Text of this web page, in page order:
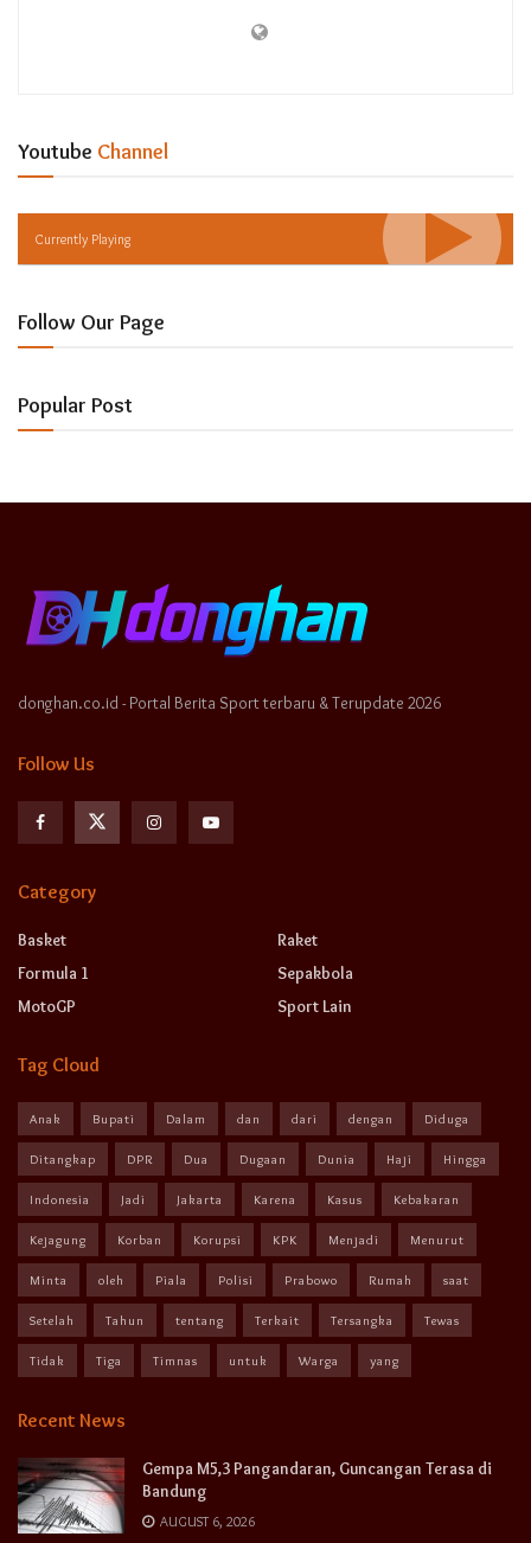
Youtube Channel
Currently Playing
Follow Our Page
Popular Post
donghan.co.id - Portal Berita Sport terbaru & Terupdate 2026
Follow Us
Category
Basket
Formula 1
MotoGP
Raket
Sepakbola
Sport Lain
Tag Cloud
Anak Bupati Dalam dan dari dengan Diduga
Ditangkap DPR Dua Dugaan Dunia Haji Hingga
Indonesia Jadi Jakarta Karena Kasus Kebakaran
Kejagung Korban Korupsi KPK Menjadi Menurut
Minta oleh Piala Polisi Prabowo Rumah saat
Setelah Tahun tentang Terkait Tersangka Tewas
Tidak Tiga Timnas untuk Warga yang
Recent News
Gempa M5,3 Pangandaran, Guncangan Terasa di
Bandung
AUGUST 6, 2026